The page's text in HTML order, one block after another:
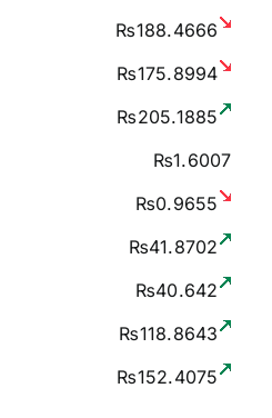
₨188.4666
₨175.8994
₨205.1885
₨1.6007
₨0.9655
₨41.8702
₨40.642
₨118.8643
₨152.4075